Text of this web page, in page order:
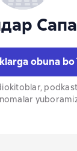
obuna